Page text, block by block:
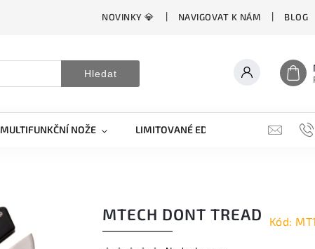
NOVINKY 💎 NAVIGOVAT K NÁM BLOG
Hledat
MULTIFUNKČNÍ NOŽE LIMITOVANÉ EDICE BROUSKY,
MTECH DONT TREAD Kód: